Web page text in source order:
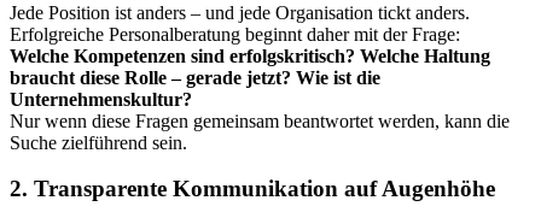
Jede Position ist anders – und jede Organisation tickt anders.
Erfolgreiche Personalberatung beginnt daher mit der Frage:
Welche Kompetenzen sind erfolgskritisch? Welche Haltung
braucht diese Rolle – gerade jetzt? Wie ist die
Unternehmenskultur?
Nur wenn diese Fragen gemeinsam beantwortet werden, kann die
Suche zielführend sein.
2. Transparente Kommunikation auf Augenhöhe